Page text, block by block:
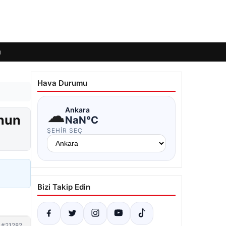
Hava Durumu
☁Ankara
NaN°C
ŞEHIR SEÇ
Bizi Takip Edin